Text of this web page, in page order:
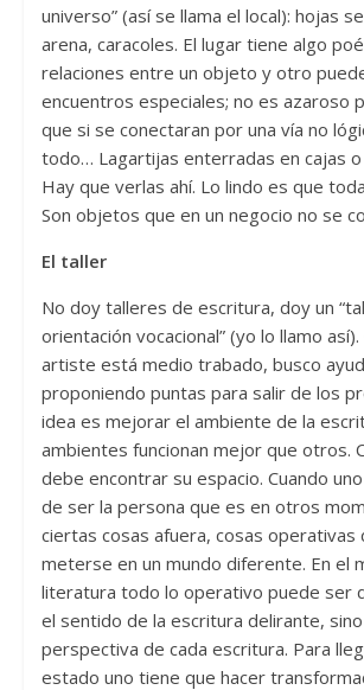
universo” (así se llama el local): hojas
arena, caracoles. El lugar tiene algo
relaciones entre un objeto y otro
encuentros especiales; no es azaroso
que si se conectaran por una vía no
todo… Lagartijas enterradas en cajas o
Hay que verlas ahí. Lo lindo es que
Son objetos que en un negocio no se
El taller
No doy talleres de escritura, doy un
orientación vocacional” (yo lo llamo así).
artiste está medio trabado, busco
proponiendo puntas para salir de los
idea es mejorar el ambiente de la
ambientes funcionan mejor que otros.
debe encontrar su espacio. Cuando
de ser la persona que es en otros
ciertas cosas afuera, cosas operativas
meterse en un mundo diferente. En el
literatura todo lo operativo puede ser
el sentido de la escritura delirante,
perspectiva de cada escritura. Para
estado uno tiene que hacer